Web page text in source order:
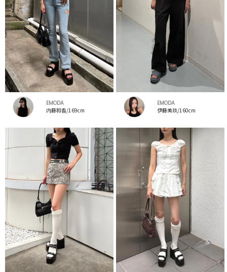
EMODA
内藤和香/169cm
EMODA
伊藤美玖/160cm